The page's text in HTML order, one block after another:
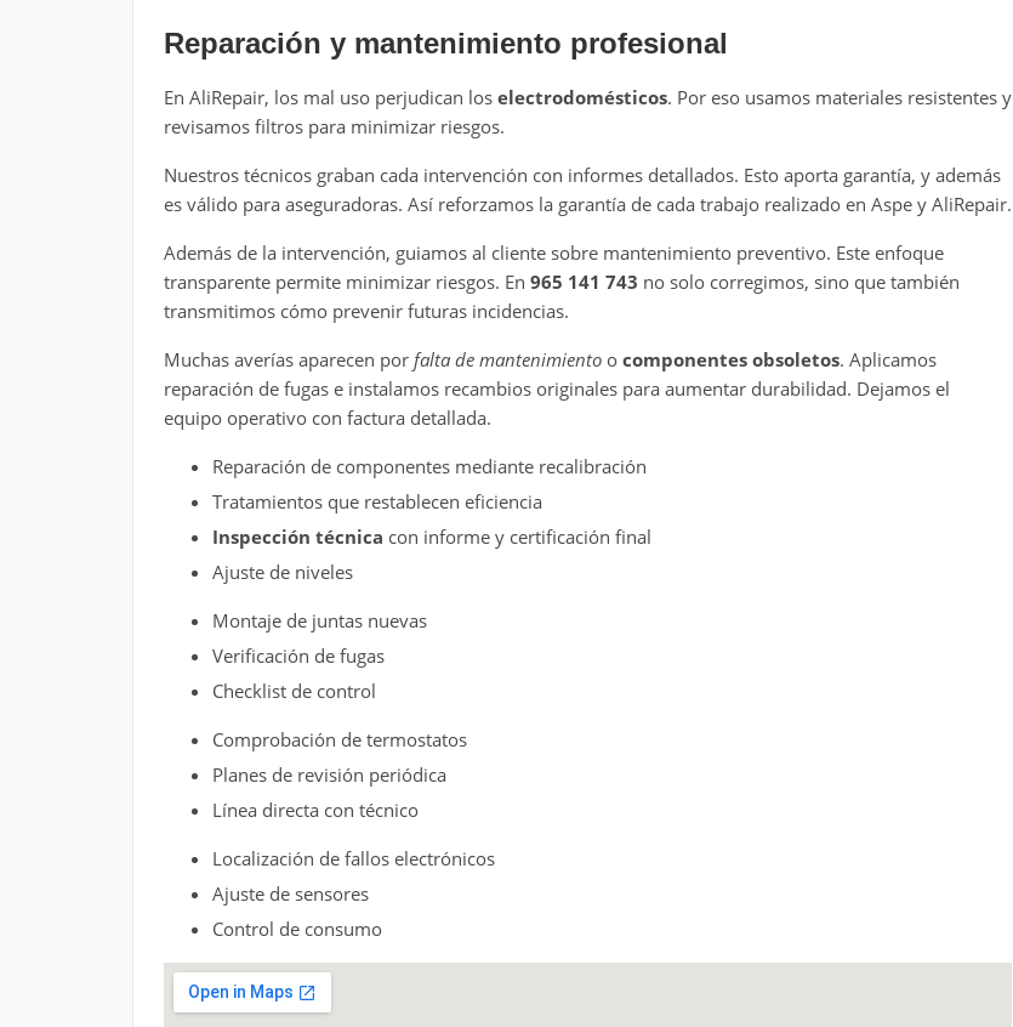
Reparación y mantenimiento profesional
En AliRepair, los mal uso perjudican los electrodomésticos. Por eso usamos materiales resistentes y
revisamos filtros para minimizar riesgos.
Nuestros técnicos graban cada intervención con informes detallados. Esto aporta garantía, y además
es válido para aseguradoras. Así reforzamos la garantía de cada trabajo realizado en Aspe y AliRepair.
Además de la intervención, guiamos al cliente sobre mantenimiento preventivo. Este enfoque
transparente permite minimizar riesgos. En 965 141 743 no solo corregimos, sino que también
transmitimos cómo prevenir futuras incidencias.
Muchas averías aparecen por falta de mantenimientoo componentes obsoletos. Aplicamos
reparación de fugas e instalamos recambios originales para aumentar durabilidad. Dejamos el
equipo operativo con factura detallada.
Reparación de componentes mediante recalibración
Tratamientos que restablecen eficiencia
Inspección técnica con informe y certificación final
Ajuste de niveles
Montaje de juntas nuevas
Verificación de fugas
Checklist de control
Comprobación de termostatos
Planes de revisión periódica
Línea directa con técnico
Localización de fallos electrónicos
Ajuste de sensores
Control de consumo